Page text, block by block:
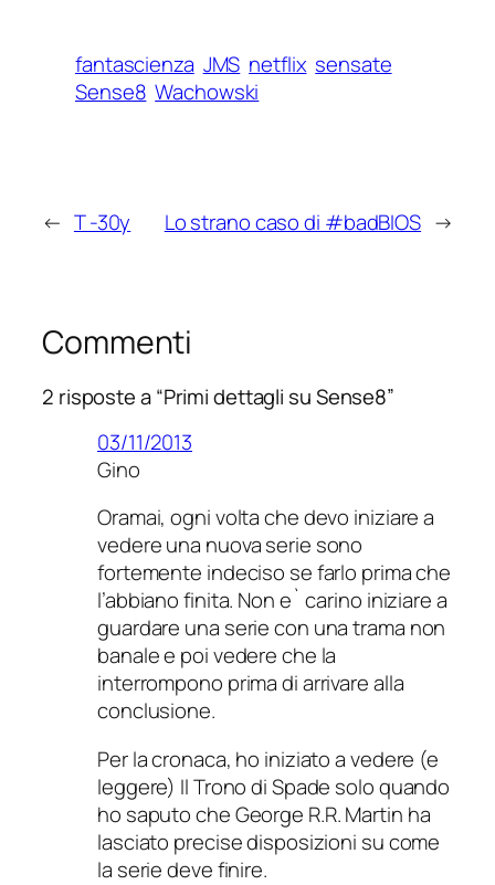
fantascienza JMS netflix sensate
Sense8 Wachowski
← T -30y Lo strano caso di #badBIOS →
Commenti
2 risposte a “Primi dettagli su Sense8”
03/11/2013
Gino
Oramai, ogni volta che devo iniziare a
vedere una nuova serie sono
fortemente indeciso se farlo prima che
l’abbiano finita. Non e` carino iniziare a
guardare una serie con una trama non
banale e poi vedere che la
interrompono prima di arrivare alla
conclusione.
Per la cronaca, ho iniziato a vedere (e
leggere) Il Trono di Spade solo quando
ho saputo che George R.R. Martin ha
lasciato precise disposizioni su come
la serie deve finire.